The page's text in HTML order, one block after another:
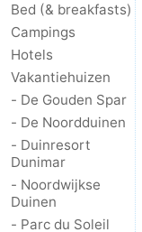
Rondvaarten
-
Speeltuinen
-
Binnenspeeltuinen
-
Experiences
Wellness
centra
Dorpen
Natuur
Bed (& breakfasts)
Campings
Hotels
Vakantiehuizen
- De Gouden Spar
- De Noordduinen
- Duinresort
Dunimar
- Noordwijkse
Duinen
- Parc du Soleil